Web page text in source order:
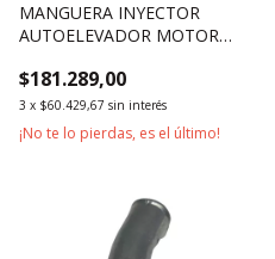
MANGUERA INYECTOR
AUTOELEVADOR MOTOR
$181.289,00
3 x $60.429,67 sin interés
¡No te lo pierdas, es el último!